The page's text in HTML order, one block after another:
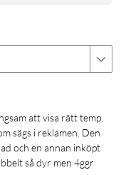
sägs i reklamen. Den
och en annan inköpt
så dyr men 4ggr